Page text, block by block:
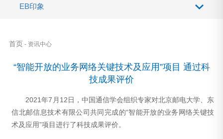
EB印象
首页 - 资讯中心
“智能开放的业务网络关键技术及应用”项目 通过科
技成果评价
2021年7月12日，中国通信学会组织专家对北京邮电大学、东
信北邮信息技术有限公司共同完成的“智能开放的业务网络关键技
术及应用”项目进行了科技成果评价。